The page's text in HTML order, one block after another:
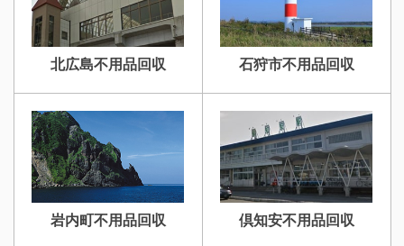
北広島不用品回収 石狩市不用品回収
岩内町不用品回収 倶知安不用品回収